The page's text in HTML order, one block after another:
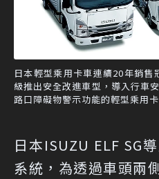
日本輕型乘用卡車連續20年銷售
級推出安全改進車型，導入行車
路口障礙物警示功能的輕型乘用
日本ISUZU ELF SG
系統，為透過車頭兩